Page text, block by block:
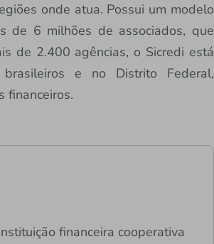
onde atua. Possui um modelo
de 6 milhões de associados, que
de 2.400 agências, o Sicredi está
e no Distrito Federal,
financeiros.
financeira cooperativa